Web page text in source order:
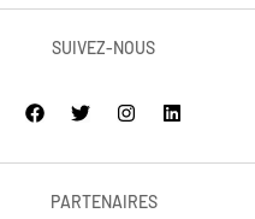
SUIVEZ-NOUS
PARTENAIRES